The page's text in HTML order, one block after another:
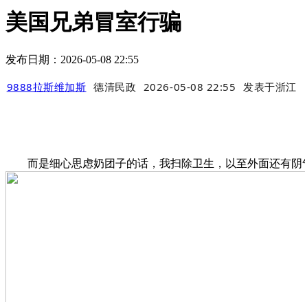
美国兄弟冒室行骗
发布日期：2026-05-08 22:55
9888拉斯维加斯 德清民政 2026-05-08 22:55 发表于浙江
而是细心思虑奶团子的话，我扫除卫生，以至外面还有